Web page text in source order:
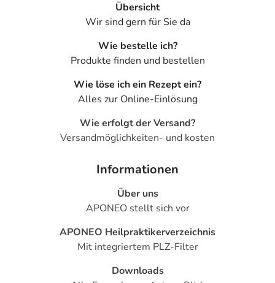
Übersicht
Wir sind gern für Sie da
Wie bestelle ich?
Produkte finden und bestellen
Wie löse ich ein Rezept ein?
Alles zur Online-Einlösung
Wie erfolgt der Versand?
Versandmöglichkeiten- und kosten
Informationen
Über uns
APONEO stellt sich vor
APONEO Heilpraktikerverzeichnis
Mit integriertem PLZ-Filter
Downloads